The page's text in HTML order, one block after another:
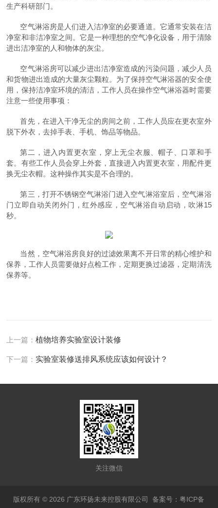
生产科研部门。
空气淋浴房是人们进入洁净室的必要通道。它通常安装在洁
净室和非洁净室之间。它是一种理想的空气净化设备，用于清除
进出洁净室的人和物体的灰尘。
空气淋浴房可以减少进出洁净室造成的污染问题，减少人员
和货物进出造成的大量灰尘颗粒。为了保持空气淋浴器的安全使
用，保持洁净室环境的清洁，工作人员在操作空气淋浴器时需要
注意一些使用事项：
首先，在进入干净无尘的房间之前，工作人员应在更衣室外
脱下外衣，去掉手表、手机、饰品等物品。
第二，进入内置更衣室，穿上无尘衣服、帽子、口罩和手
套。有些工作人员会穿上外套，直接进入内置更衣室，用配件更
换无尘衣帽。这种操作其实是不合理的。
第三，打开不锈钢空气淋浴门进入空气淋浴室后，空气淋浴
门立即自动关闭外门，红外感应，空气淋浴自动启动，吹淋15
秒。
当然，空气淋浴房良好的过滤效果离不开日常的精心维护和
保养，工作人员需要做好点检工作，定期更换过滤器，定期清洗
保养等。
上一篇：植物培养实验室设计装修
下一篇： 实验室装修送排风系统应该如何设计？
关注微信
版权所有 © 2026 广东环扬未来控股有限公司备案号：粤ICP备